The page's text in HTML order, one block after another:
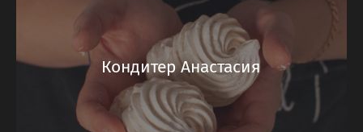
Кондитер Анастасия